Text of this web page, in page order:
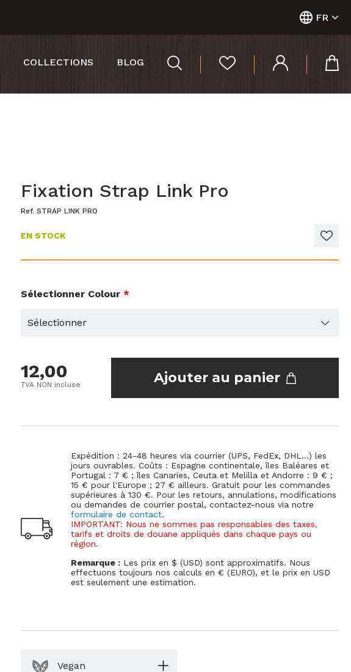
FR
COLLECTIONS BLOG
Fixation Strap Link Pro
Ref. STRAP LINK PRO
EN STOCK
Sélectionner Colour *
12,00
TVA NON incluse Ajouter au panier
Expédition : 24-48 heures via courrier (UPS, FedEx, DHL...) les
jours ouvrables. Coûts : Espagne continentale, îles Baléares et
Portugal : 7 € ; îles Canaries, Ceuta et Melilla et Andorre : 9 € ;
15 € pour l'Europe ; 27 € ailleurs. Gratuit pour les commandes
supérieures à 130 €. Pour les retours, annulations, modifications
ou demandes de courrier postal, contactez-nous via notre
formulaire de contact.
IMPORTANT: Nous ne sommes pas responsables des taxes,
tarifs et droits de douane appliqués dans chaque pays ou
région.
Remarque : Les prix en $ (USD) sont approximatifs. Nous
effectuons toujours nos calculs en € (EURO), et le prix en USD
est seulement une estimation.
Vegan